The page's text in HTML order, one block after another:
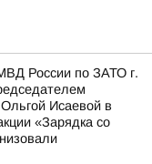
России по ЗАТО г.
Исаевой в
«Зарядка со